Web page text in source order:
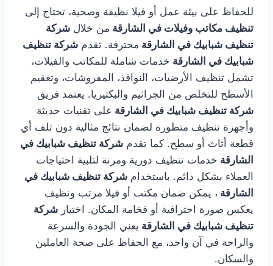
للحفاظ على بيئة عمل أو فيلا نظيفة وصحية، تحتاج إلى
تنظيف مكاتب وفيلات في الشارقة من خلال شركة
تنظيف شبابيك في الشارقة محترفة. تقدم شركة تنظيف
شبابيك في الشارقة خدمات شاملة للمكاتب والفيلات،
تشمل تنظيف الأرضيات، النوافذ، المفروشات، وتعقيم
الأسطح للتخلص من الجراثيم والبكتيريا. يعتمد فريق
شركة تنظيف شبابيك في الشارقة على تقنيات حديثة
وأجهزة تنظيف متطورة لضمان نتائج مثالية دون تلف أي
قطعة أثاث أو سطح. كما تقدم شركة تنظيف شبابيك في
الشارقة خدمات تنظيف دورية ومرنة لتلبية احتياجات
العملاء بشكل دائم. باستخدام شركة تنظيف شبابيك في
الشارقة ، يمكن ضمان مكتب أو فيلا مرتب ونظيف
يعكس صورة احترافية أو فخامة المكان. اختيار شركة
تنظيف شبابيك في الشارقة يعني الجودة والسرعة
والراحة في آن واحد، مع الحفاظ على صحة العاملين
والسكان.